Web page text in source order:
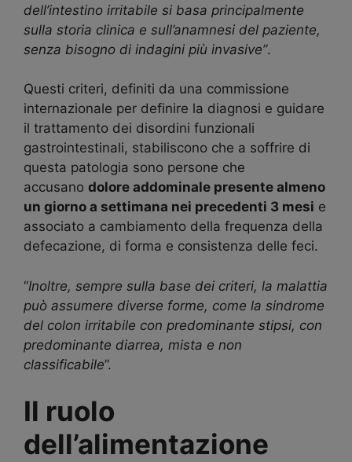
dell’intestino irritabile si basa principalmente
sulla storia clinica e sull’anamnesi del paziente,
senza bisogno di indagini più invasive”.
Questi criteri, definiti da una commissione
internazionale per definire la diagnosi e guidare
il trattamento dei disordini funzionali
gastrointestinali, stabiliscono che a soffrire di
questa patologia sono persone che
accusano dolore addominale presente almeno
un giorno a settimana nei precedenti 3 mesi e
associato a cambiamento della frequenza della
defecazione, di forma e consistenza delle feci.
“Inoltre, sempre sulla base dei criteri, la malattia
può assumere diverse forme, come la sindrome
del colon irritabile con predominante stipsi, con
predominante diarrea, mista e non
classificabile”.
Il ruolo
dell’alimentazione